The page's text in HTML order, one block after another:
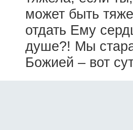
может быть
отдать Ему
душе?! Мы
Божией – вот